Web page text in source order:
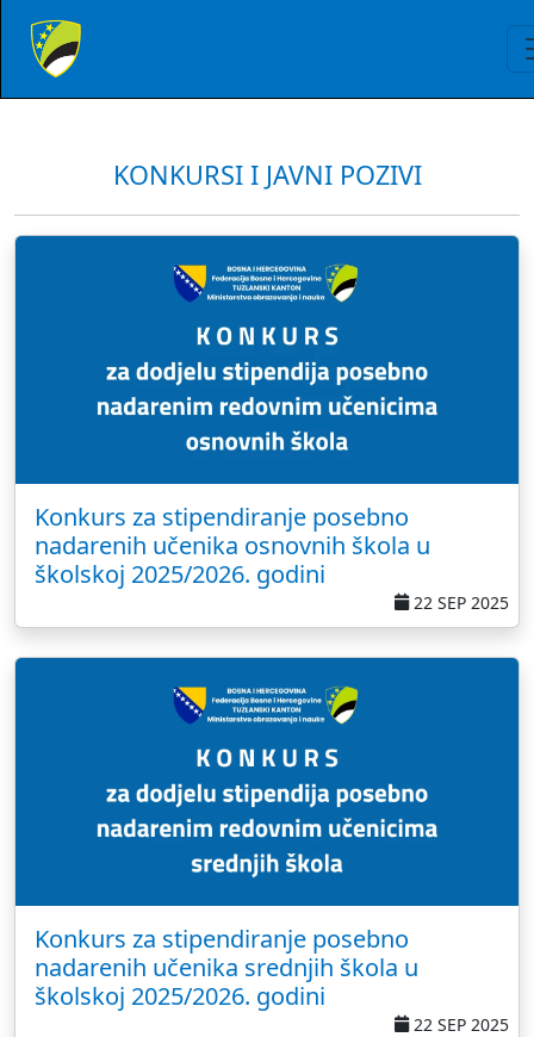
KONKURSI I JAVNI POZIVI
Konkurs za stipendiranje posebno
nadarenih učenika osnovnih škola u
školskoj 2025/2026. godini
22 SEP 2025
Konkurs za stipendiranje posebno
nadarenih učenika srednjih škola u
školskoj 2025/2026. godini
22 SEP 2025